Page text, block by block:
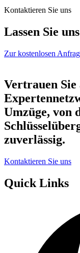
Kontaktieren Sie uns
Lassen Sie
Zur kostenlosen
Vertrauen Sie
Umzüge, von
zuverlässig.
Kontaktieren Sie uns
Quick Links